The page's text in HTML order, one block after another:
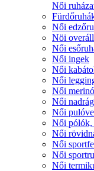
Női
Női
Nöi
Női
Női ingek
Női
Női
Női
Női
Női
Női pólók,
Női
Női
Női
Női